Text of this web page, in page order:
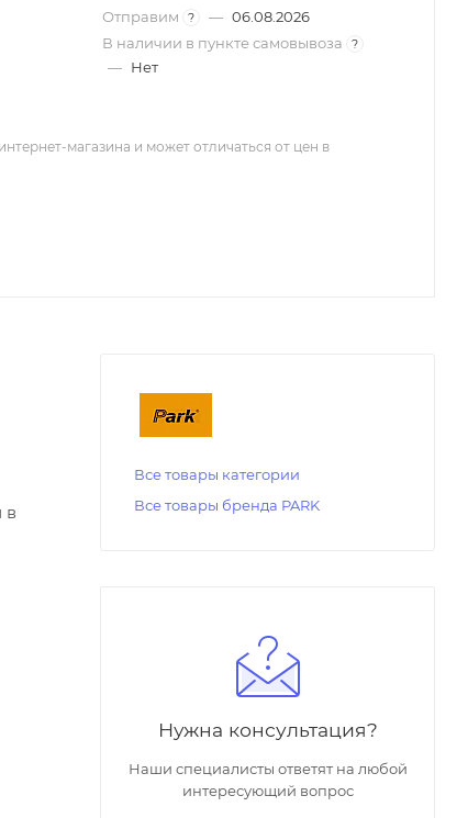
Отправим ? — 06.08.2026
В наличии в пункте самовывоза
?
— Нет
магазина и может отличаться от цен в
в
Все товары категории
Все товары бренда PARK
Нужна консультация?
Наши специалисты ответят на любой
интересующий вопрос